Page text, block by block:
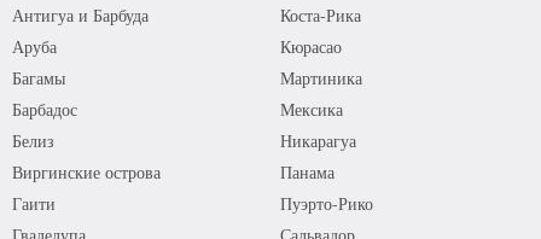
Антигуа и Барбуда
Аруба
Багамы
Барбадос
Белиз
Виргинские острова
Гаити
Коста-Рика
Кюрасао
Мартиника
Мексика
Никарагуа
Панама
Пуэрто-Рико